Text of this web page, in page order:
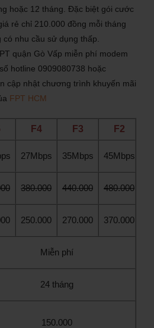
hoặc 12 tháng. Đặc biệt gói cước
rẻ chỉ 210.000 đồng mỗi tháng
nhu cầu sử dụng thấp.
quận Gò Vấp miễn phí modem
hotline 0909080738 hoặc
cập nhật chương trình khuyến mãi
FPT HCM
F4 F3 F2
27Mbps 35Mbps 45Mbps
380.000 440.000 480.000
250.000 270.000 370.000
Miễn phí
24 tháng
150.000